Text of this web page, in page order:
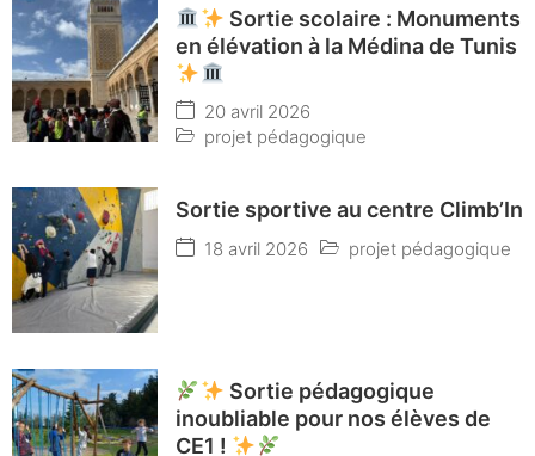
Sortie scolaire : Monuments
en élévation à la Médina de Tunis
20 avril 2026
projet pédagogique
Sortie sportive au centre Climb’In
18 avril 2026 projet pédagogique
Sortie pédagogique
inoubliable pour nos élèves de
CE1 !